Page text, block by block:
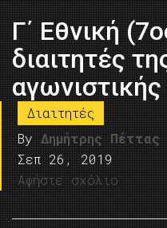
Γ΄ Εθνική
διαιτητές
αγωνιστικής
Διαιτητές
By Δημήτρης Πέττας
Σεπ 26, 2019
Αφήστε σχόλιο